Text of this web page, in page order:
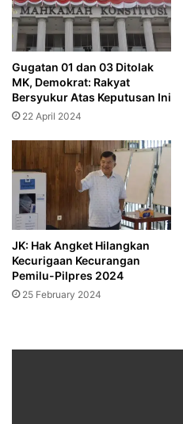
Gugatan 01 dan 03 Ditolak
MK, Demokrat: Rakyat
Bersyukur Atas Keputusan Ini
22 April 2024
JK: Hak Angket Hilangkan
Kecurigaan Kecurangan
Pemilu-Pilpres 2024
25 February 2024